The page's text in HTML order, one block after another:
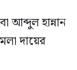
আব্দুল হান্নান
দায়ের